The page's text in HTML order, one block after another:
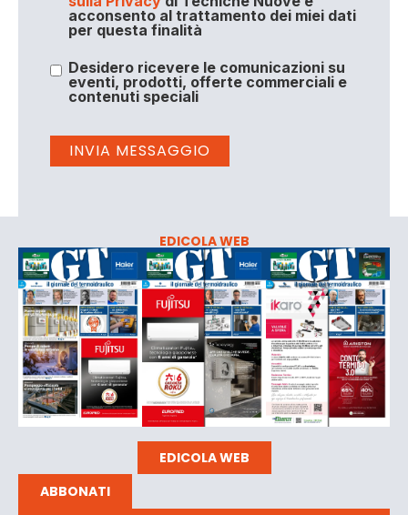
acconsento al trattamento dei miei dati
per questa finalità
Desidero ricevere le comunicazioni su
eventi, prodotti, offerte commerciali e
contenuti speciali
EDICOLA WEB
EDICOLA WEB
ABBONATI